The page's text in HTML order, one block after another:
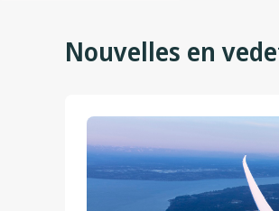
Nouvelles en